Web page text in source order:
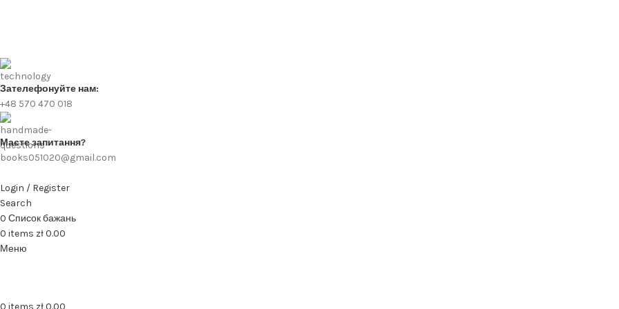
Зателефонуйте нам:
+48 570 470 018
Маєте запитання?
books051020@gmail.com
Login / Register
Search
0 Список бажань
0 items zł0.00
Меню
0 items zł0.00